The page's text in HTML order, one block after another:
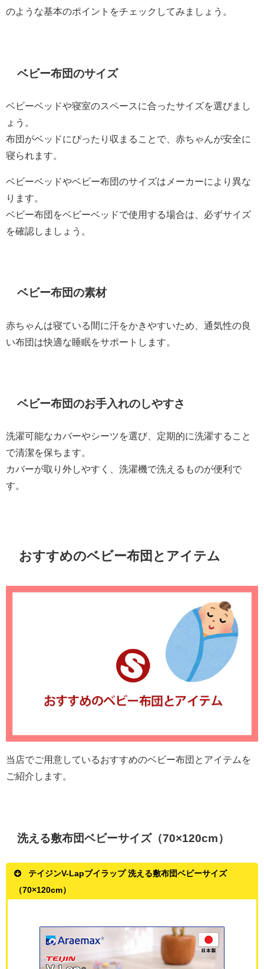
のような基本のポイントをチェックしてみましょう。
ベビー布団のサイズ
ベビーベッドや寝室のスペースに合ったサイズを選びまし
ょう。
布団がベッドにぴったり収まることで、赤ちゃんが安全に
寝られます。
ベビーベッドやベビー布団のサイズはメーカーにより異な
ります。
ベビー布団をベビーベッドで使用する場合は、必ずサイズ
を確認しましょう。
ベビー布団の素材
赤ちゃんは寝ている間に汗をかきやすいため、通気性の良
い布団は快適な睡眠をサポートします。
ベビー布団のお手入れのしやすさ
洗濯可能なカバーやシーツを選び、定期的に洗濯すること
で清潔を保ちます。
カバーが取り外しやすく、洗濯機で洗えるものが便利で
す。
おすすめのベビー布団とアイテム
当店でご用意しているおすすめのベビー布団とアイテムを
ご紹介します。
洗える敷布団ベビーサイズ（70×120cm）
テイジンV-Lapブイラップ 洗える敷布団ベビーサイズ
（70×120cm）